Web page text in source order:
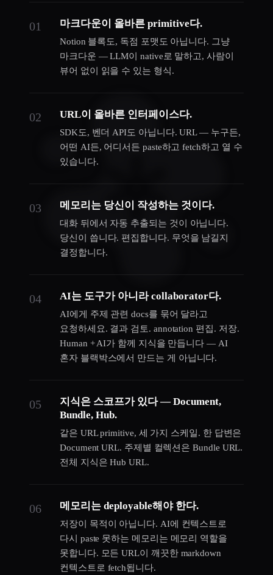
01 마크다운이 올바른 primitive다.
Notion 블록도, 독점 포맷도 아닙니다. 그냥
마크다운 — LLM이 native로 말하고, 사람이
뷰어 없이 읽을 수 있는 형식.
02 URL이 올바른 인터페이스다.
SDK도, 벤더 API도 아닙니다. URL — 누구든,
어떤 AI든, 어디서든 paste하고 fetch하고 열 수
있습니다.
03 메모리는 당신이 작성하는 것이다.
대화 뒤에서 자동 추출되는 것이 아닙니다.
당신이 씁니다. 편집합니다. 무엇을 남길지
결정합니다.
04 AI는 도구가 아니라 collaborator다.
AI에게 주제 관련 docs를 묶어 달라고
요청하세요. 결과 검토. annotation 편집. 저장.
Human + AI가 함께 지식을 만듭니다 — AI
혼자 블랙박스에서 만드는 게 아닙니다.
05
지식은 스코프가 있다 — Document,
Bundle, Hub.
같은 URL primitive, 세 가지 스케일. 한 답변은
Document URL. 주제별 컬렉션은 Bundle URL.
전체 지식은 Hub URL.
06 메모리는 deployable해야 한다.
저장이 목적이 아닙니다. AI에 컨텍스트로
다시 paste 못하는 메모리는 메모리 역할을
못합니다. 모든 URL이 깨끗한 markdown
컨텍스트로 fetch됩니다.